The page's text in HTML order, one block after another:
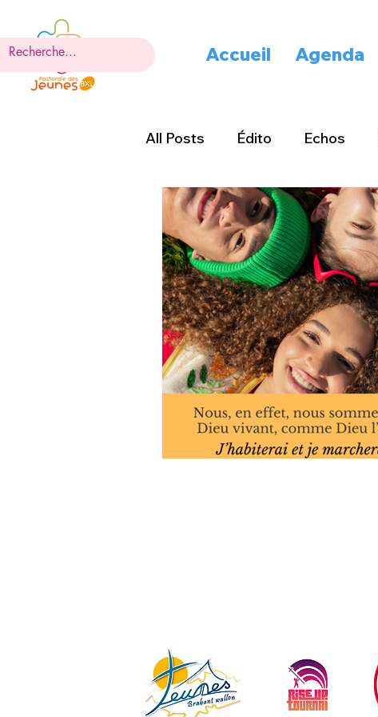
Accueil Agenda
All Posts Édito Echos